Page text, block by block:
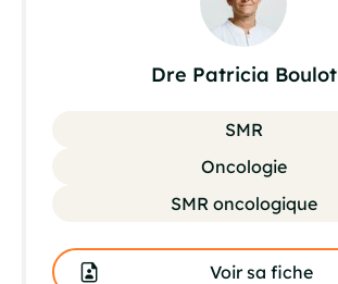
Dre Patricia Boulot
SMR
Oncologie
SMR oncologique
Voir sa fiche